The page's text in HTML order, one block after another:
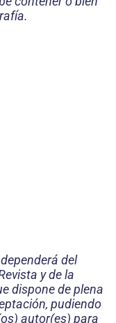
del
y de la
dispone de plena
pudiendo
autor(es) para